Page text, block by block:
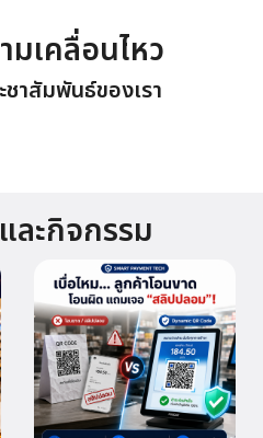
เคลื่อนไหว
ชาสัมพันธ์ของเรา
ละกิจกรรม